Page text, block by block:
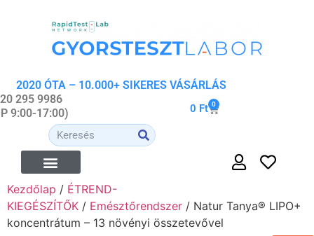
2020 ÓTA – 10.000+ SIKERES VÁSÁRLÁS
295 9986
9:00-17:00)
0 Ft 0
Kezdőlap / ÉTREND-
KIEGÉSZÍTŐK / Emésztőrendszer / Natur Tanya® LIPO+
koncentrátum – 13 növényi összetevővel